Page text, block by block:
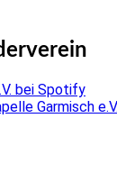
bei Spotify
Garmisch e.V.